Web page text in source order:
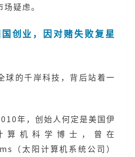
疑虑。
创业，因对赌失败复星
球的千岸科技，背后站着一
年，创始人何定是美国伊
算机科学博士，曾在
（太阳计算机系统公司）